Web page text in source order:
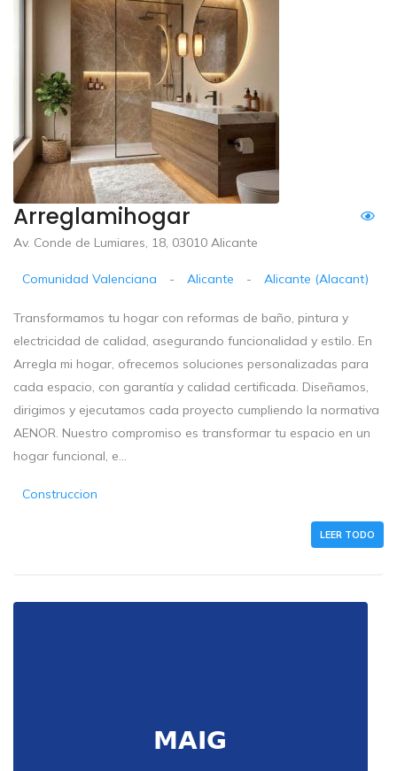
Arreglamihogar
Av. Conde de Lumiares, 18, 03010 Alicante
Comunidad Valenciana - Alicante - Alicante (Alacant)
Transformamos tu hogar con reformas de baño, pintura y
electricidad de calidad, asegurando funcionalidad y estilo. En
Arregla mi hogar, ofrecemos soluciones personalizadas para
cada espacio, con garantía y calidad certificada. Diseñamos,
dirigimos y ejecutamos cada proyecto cumpliendo la normativa
AENOR. Nuestro compromiso es transformar tu espacio en un
hogar funcional, e...
Construccion
LEER TODO